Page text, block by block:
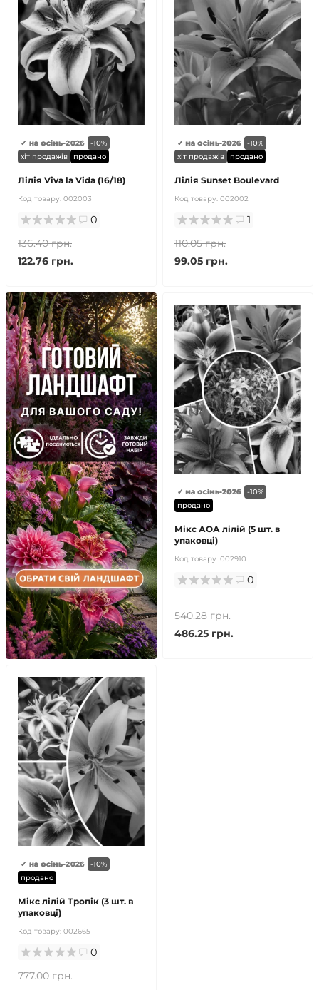
-10%
✓ на осінь-2026
хіт продажів
продано
Лілія Viva la Vida (16/18)
Код товару: 002003
0
136.40 грн.
122.76 грн.
-10%
✓ на осінь-2026
хіт продажів
продано
Лілія Sunset Boulevard
Код товару: 002002
1
110.05 грн.
99.05 грн.
-10%
✓ на осінь-2026
продано
Мікс АОА лілій (5 шт. в
упаковці)
Код товару: 002910
0
540.28 грн.
486.25 грн.
-10%
✓ на осінь-2026
продано
Мікс лілій Тропік (3 шт. в
упаковці)
Код товару: 002665
0
777.00 грн.